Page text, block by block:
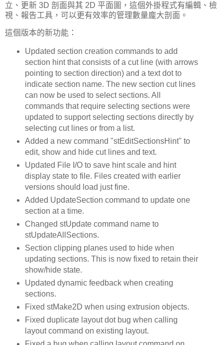
立、更新 3D 剖面與其 2D 平面圖，這個外掛程式有編輯、檢
視、報告工具，可以更有效率的管理數量龐大剖面。
這個版本的新功能：
Updated section creation commands to add
section hint that consists of a cut line (with arrows
pointing to section direction) and a text dot to
indicate section name. The new section cut lines
can now be used to select sections. All
commands that require selecting sections were
updated to support selecting sections directly by
selecting cut lines or from a list.
Added a new command "stEditSectionsHint" to
edit, show and hide cut lines and text.
Updated File I/O to save hint scale and hint
display state to file. Files created with earlier
versions should load just fine.
Added UpdateSection command to update one
section at a time.
Changed stUpdate command name to
stUpdateAllSections.
Section clipping planes used to hide when
updating sections. This is now fixed to retain their
show/hide state.
Updated dynamic feedback when creating
sections.
Fixed stMake2D when using extrusion objects.
Fixed duplicate layout dot bug when calling
layout command on existing layout.